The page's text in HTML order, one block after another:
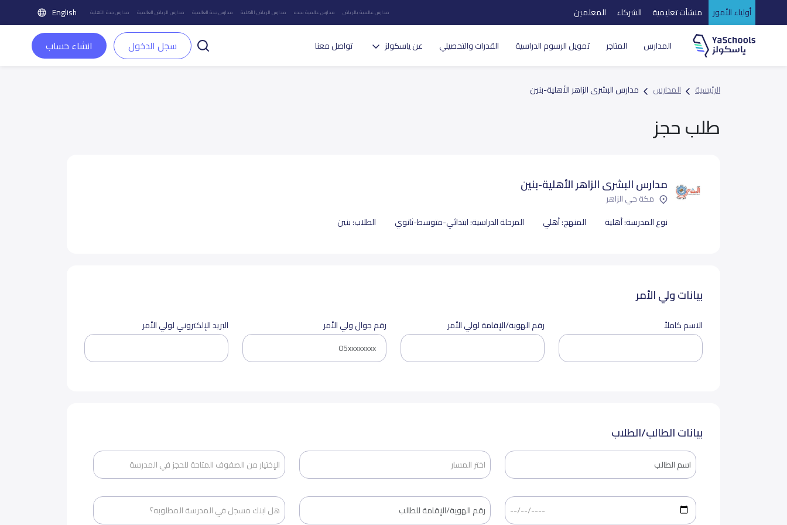
أولياء الأمور منشآت تعليمية الشركاء المعلمين مدارس عالمية بالرياض مدارس عالمية بجده مدارس الرياض الأهلية مدارس جدة العالمية مدارس الرياض العالمية مدارس جدة الأهلية English
المدارس المتاجر تمويل الرسوم الدراسية القدرات والتحصيلي عن ياسكولز تواصل معنا سجل الدخول انشاء حساب
الرئيسية المدارس مدارس البشرى الزاهر الأهلية-بنين
طلب حجز
مدارس البشرى الزاهر الأهلية-بنين
مكة حي الزاهر
نوع المدرسة:أهلية المنهج:أهلي المرحلة الدراسية:ابتدائي-متوسط-ثانوي الطلاب:بنين
بيانات ولي الأمر
الاسم كاملاً رقم الهوية/الإقامة لولي الأمر رقم جوال ولي الأمر البريد الإلكتروني لولي الأمر
بيانات الطالب/الطلاب